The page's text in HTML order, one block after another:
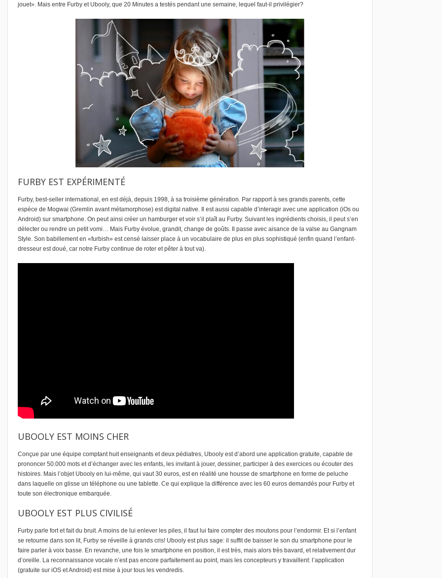
jouet». Mais entre Furby et Ubooly, que 20 Minutes a testés pendant une semaine, lequel faut-il privilégier?
FURBY EST EXPÉRIMENTÉ
Furby, best-seller international , en est déjà, depuis 1998, à sa troisième génération. Par rapport à ses grands parents, cette
espèce de Mogwai (Gremlin avant métamorphose) est digital native. Il est aussi capable d’interagir avec une application (iOs ou
Android) sur smartphone. On peut ainsi créer un hamburger et voir s’il plaît au Furby. Suivant les ingrédients choisis, il peut s’en
délecter ou rendre un petit vomi… Mais Furby évolue, grandit, change de goûts. Il passe avec aisance de la valse au Gangnam
Style. Son babillement en «furbish» est censé laisser place à un vocabulaire de plus en plus sophistiqué (enfin quand l’enfant-
dresseur est doué, car notre Furby continue de roter et pêter à tout va).
UBOOLY EST MOINS CHER
Conçue par une équipe comptant huit enseignants et deux pédiatres, Ubooly est d’abord une application gratuite, capable de
prononcer 50.000 mots et d’échanger avec les enfants, les invitant à jouer, dessiner, participer à des exercices ou écouter des
histoires. Mais l’objet Ubooly en lui-même, qui vaut 30 euros, est en réalité une housse de smartphone en forme de peluche
dans laquelle on glisse un téléphone ou une tablette. Ce qui explique la différence avec les 60 euros demandés pour Furby et
toute son électronique embarquée.
UBOOLY EST PLUS CIVILISÉ
Furby parle fort et fait du bruit. A moins de lui enlever les piles, il faut lui faire compter des moutons pour l’endormir. Et si l’enfant
se retourne dans son lit, Furby se réveille à grands cris! Ubooly est plus sage: il suffit de baisser le son du smartphone pour le
faire parler à voix basse. En revanche, une fois le smartphone en position, il est très, mais alors très bavard, et relativement dur
d’oreille. La reconnaissance vocale n’est pas encore parfaitement au point, mais les concepteurs y travaillent: l’application
(gratuite sur iOS et Android) est mise à jour tous les vendredis.